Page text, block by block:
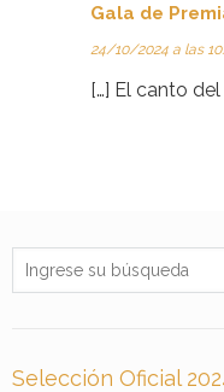
Gala de
24/10/2024 a las
[…] El canto
Selección Oficial